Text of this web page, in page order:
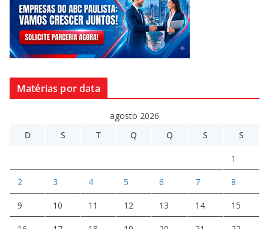
Matérias por data
agosto 2026
D
S T Q Q S S
1
2 3 4 5 6 7 8
9 10 11 12 13 14 15